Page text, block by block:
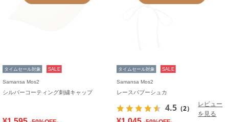
タイムセール対象 SALE
Samansa Mos2
シルバーコーティング刺繍キャップ
タイムセール対象 SALE
Samansa Mos2
レースバブーシュカ
4.5 （2）
レビュー
を見る